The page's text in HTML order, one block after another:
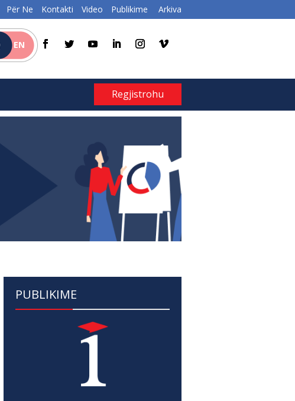
Për Ne Kontakti Video Publikime Arkiva
EN
Regjistrohu
PUBLIKIME